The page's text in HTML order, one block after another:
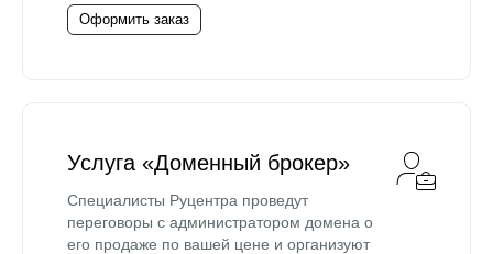
Оформить заказ
Услуга «Доменный брокер»
Специалисты Руцентра проведут
переговоры с администратором домена о
его продаже по вашей цене и организуют